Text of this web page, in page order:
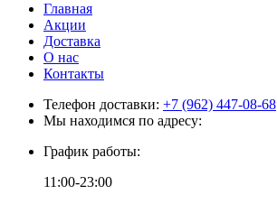
Главная
Акции
Доставка
О нас
Контакты
Телефон доставки: +7 (962) 447-08-68
Мы находимся по адресу:
График работы:
11:00-23:00